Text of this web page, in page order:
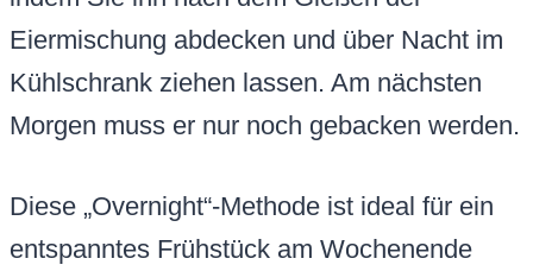
Eiermischung abdecken und über Nacht im
Kühlschrank ziehen lassen. Am nächsten
Morgen muss er nur noch gebacken werden.
Diese „Overnight“-Methode ist ideal für ein
entspanntes Frühstück am Wochenende